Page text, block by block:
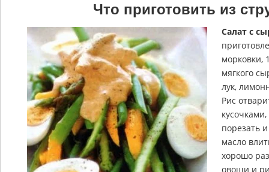
Что приготовить из
Салат с
морковки,
мягкого
лук,
Рис
порезать
масло
хорошо
овощи и